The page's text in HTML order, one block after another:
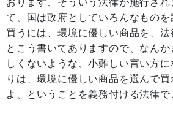
おります、そういう法律が施行され
て、国は政府としていろんなもの
買うには、環境に優しい商品を、
とこう書いてありますので、なん
しくないような、小難しい言い方に
りは、環境に優しい商品を選んで
よ、ということを義務付ける法律で